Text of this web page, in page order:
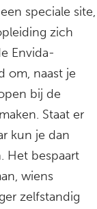
speciale site,
zich
Envida-
om, naast je
bij de
Staat er
kun je dan
Het bespaart
wiens
zelfstandig